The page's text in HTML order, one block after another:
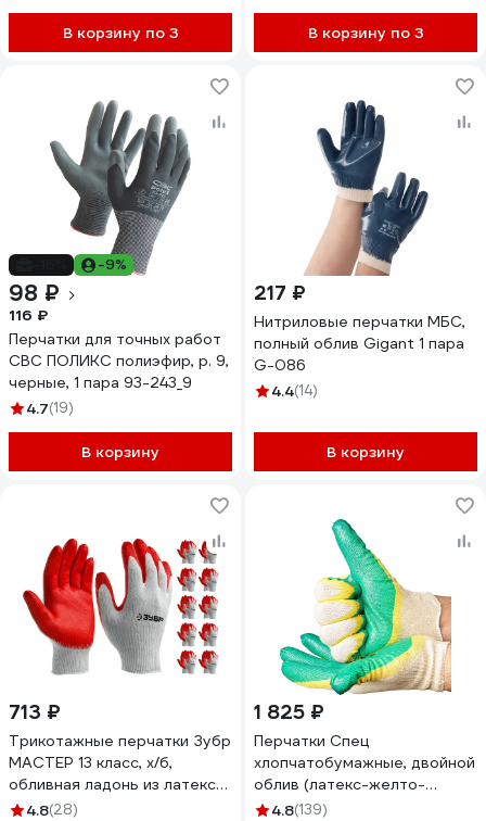
В корзину по 3 В корзину по 3
-9%
98 ₽
116 ₽
Перчатки для точных работ
СВС ПОЛИКС полиэфир, р. 9,
черные, 1 пара 93-243_9
4.7(19)
В корзину
217 ₽
Нитриловые перчатки МБС,
полный облив Gigant 1 пара
G-086
4.4(14)
В корзину
713 ₽
Трикотажные перчатки Зубр
МAСTEP 13 класс, х/б,
обливная ладонь из латекса,
L-XL, 10 пар 11458-K10
4.8(28)
1 825 ₽
Перчатки Спец
хлопчатобумажные, двойной
облив (латекс-желто-
зеленый), 13 класс,
4.8(139)